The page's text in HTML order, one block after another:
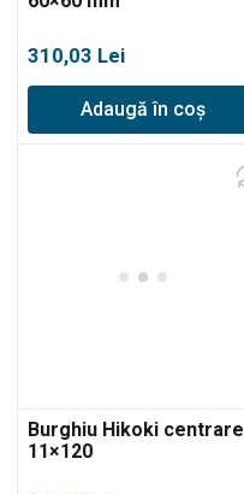
310,03 Lei
Adaugă în coș
Burghiu Hikoki centrare
11×120